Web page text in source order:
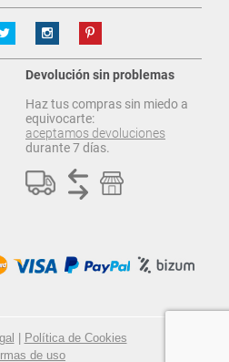
Devolución sin problemas
Haz tus compras sin miedo a
equivocarte:
aceptamos devoluciones
durante 7 días.
Política de Cookies
de uso